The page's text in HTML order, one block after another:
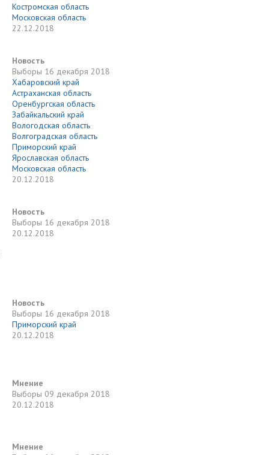
Костромская область
Московская область
22.12.2018
Новость
Выборы 16 декабря 2018
Хабаровский край
Астраханская область
Оренбургская область
Забайкальский край
Вологодская область
Волгоградская область
Приморский край
Ярославская область
Московская область
20.12.2018
Новость
Выборы 16 декабря 2018
20.12.2018
Новость
Выборы 16 декабря 2018
Приморский край
20.12.2018
Мнение
Выборы 09 декабря 2018
20.12.2018
Мнение